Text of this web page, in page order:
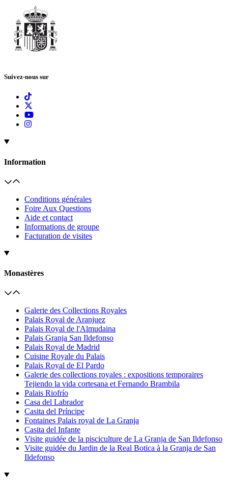
Suivez-nous sur
Information
Conditions générales
Foire Aux Questions
Aide et contact
Informations de groupe
Facturation de visites
Monastères
Galerie des Collections Royales
Palais Royal de Aranjuez
Palais Royal de l'Almudaina
Palais Granja San Ildefonso
Palais Royal de Madrid
Cuisine Royale du Palais
Palais Royal de El Pardo
Galerie des collections royales : expositions temporaires
Tejiendo la vida cortesana et Fernando Brambila
Palais Riofrío
Casa del Labrador
Casita del Príncipe
Fontaines Palais royal de La Granja
Casita del Infante
Visite guidée de la pisciculture de La Granja de San Ildefonso
Visite guidée du Jardin de la Real Botica à la Granja de San
Ildefonso